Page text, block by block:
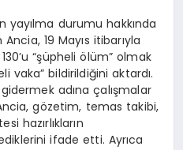
yayılma durumu hakkında
19 Mayıs itibarıyla
“şüpheli ölüm” olmak
vaka” bildirildiğini aktardı.
adına çalışmalar
gözetim, temas takibi,
hazırlıkların
ifade etti. Ayrıca